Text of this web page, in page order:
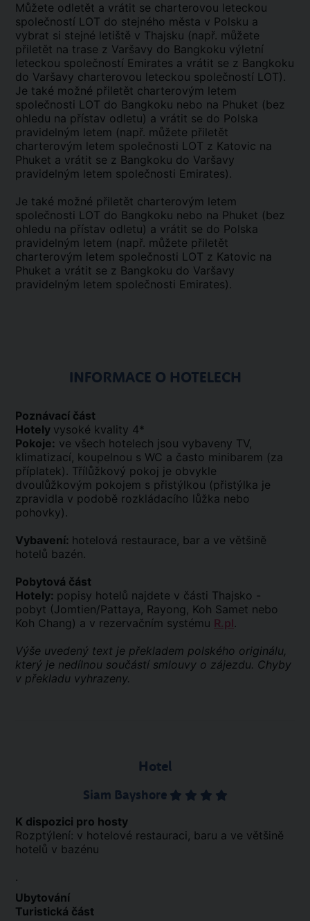
Můžete odletět a vrátit se charterovou leteckou
společností LOT do stejného města v Polsku a
vybrat si stejné letiště v Thajsku (např. můžete
přiletět na trase z Varšavy do Bangkoku výletní
leteckou společností Emirates a vrátit se z Bangkoku
do Varšavy charterovou leteckou společností LOT).
Je také možné přiletět charterovým letem
společnosti LOT do Bangkoku nebo na Phuket (bez
ohledu na přístav odletu) a vrátit se do Polska
pravidelným letem (např. můžete přiletět
charterovým letem společnosti LOT z Katovic na
Phuket a vrátit se z Bangkoku do Varšavy
pravidelným letem společnosti Emirates).
Je také možné přiletět charterovým letem
společnosti LOT do Bangkoku nebo na Phuket (bez
ohledu na přístav odletu) a vrátit se do Polska
pravidelným letem (např. můžete přiletět
charterovým letem společnosti LOT z Katovic na
Phuket a vrátit se z Bangkoku do Varšavy
pravidelným letem společnosti Emirates).
INFORMACE O HOTELECH
Poznávací část
Hotely vysoké kvality 4*
Pokoje: ve všech hotelech jsou vybaveny TV,
klimatizací, koupelnou s WC a často minibarem (za
příplatek). Třílůžkový pokoj je obvykle
dvoulůžkovým pokojem s přistýlkou (přistýlka je
zpravidla v podobě rozkládacího lůžka nebo
pohovky).
Vybavení: hotelová restaurace, bar a ve většině
hotelů bazén.
Pobytová část
Hotely: popisy hotelů najdete v části Thajsko -
pobyt (Jomtien/Pattaya, Rayong, Koh Samet nebo
Koh Chang) a v rezervačním systému R.pl.
Výše uvedený text je překladem polského originálu,
který je nedílnou součástí smlouvy o zájezdu. Chyby
v překladu vyhrazeny.
Hotel
Siam Bayshore
K dispozici pro hosty
Rozptýlení: v hotelové restauraci, baru a ve většině
hotelů v bazénu
.
Ubytování
Turistická část